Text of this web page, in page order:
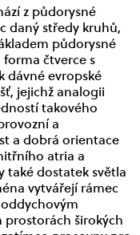
z půdorysné
daný středy kruhů,
půdorysné
čtverce s
dávné evropské
jejichž analogii
takového
a
a dobrá orientace
atria a
také dostatek světla
vytvářejí rámec
prostorách širokých